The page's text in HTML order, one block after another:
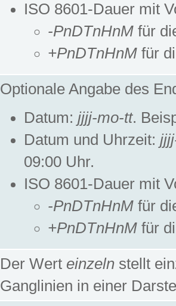
ISO 8601-Dauer mit
-PnDTnHnM für
+PnDTnHnM für
Optionale Angabe des
Datum: jjjj-mo-tt.
Datum und Uhrzeit:
09:00 Uhr.
ISO 8601-Dauer mit
-PnDTnHnM für
+PnDTnHnM für
Der Wert einzeln stellt
Ganglinien in einer